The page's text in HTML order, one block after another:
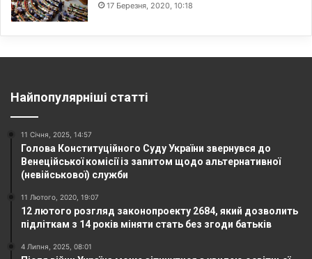
17 Березня, 2020, 10:18
Найпопулярніші статті
11 Січня, 2025, 14:57
Голова Конституційного Суду України звернувся до
Венеційської комісії із запитом щодо альтернативної
(невійськової) служби
11 Лютого, 2020, 19:07
12 лютого розгляд законопроекту 2684, який дозволить
підліткам з 14 років міняти стать без згоди батьків
4 Липня, 2025, 08:01